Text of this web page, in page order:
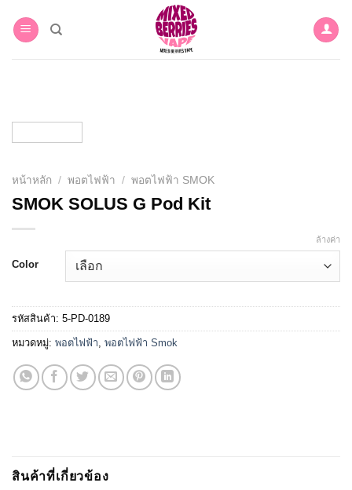
หน้าหลัก / พอตไฟฟ้า / พอตไฟฟ้า SMOK
SMOK SOLUS G Pod Kit
Color
ล้างค่า
รหัสสินค้า: 5-PD-0189
หมวดหมู่: พอตไฟฟ้า พอตไฟฟ้า Smok
สินค้าที่เกี่ยวข้อง